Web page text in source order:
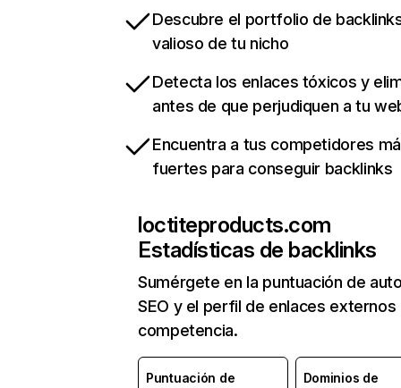
Descubre el portfolio de
valioso de tu nicho
Detecta los enlaces tóxicos y
antes de que perjudiquen a tu
Encuentra a tus competidores
fuertes para conseguir backlinks
loctiteproducts.com
Estadísticas de backlinks
Sumérgete en la puntuación de
SEO y el perfil de enlaces externos
competencia.
Puntuación de
Dominios de